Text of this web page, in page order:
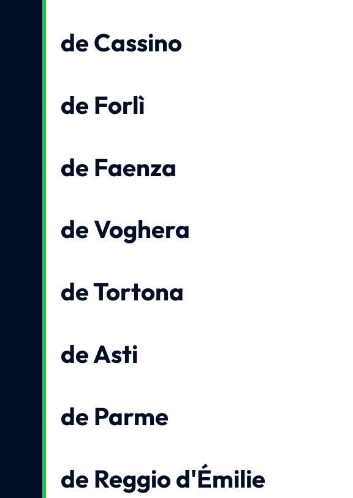
de Cassino
de Forlì
de Faenza
de Voghera
de Tortona
de Asti
de Parme
de Reggio d'Émilie